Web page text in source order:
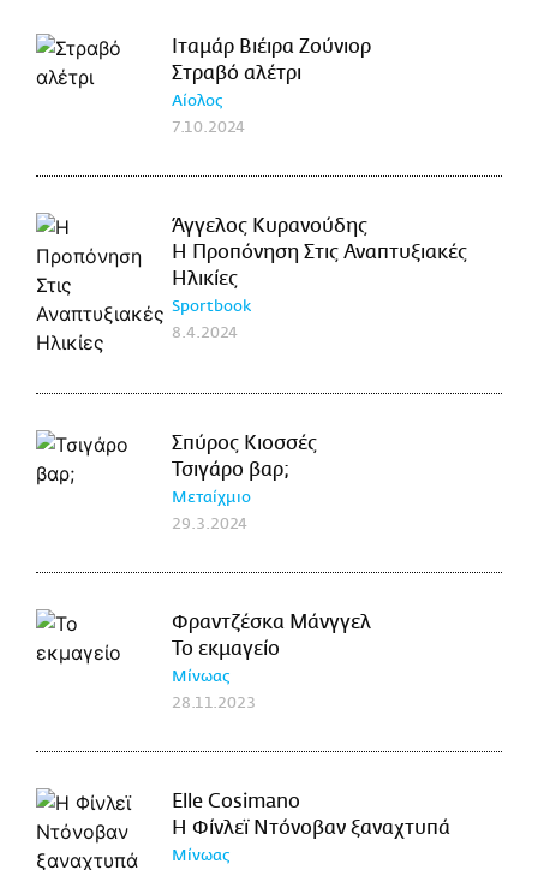
Ιταμάρ Βιέιρα Ζούνιορ
Στραβό αλέτρι
Αίολος
7.10.2024
Άγγελος Κυρανούδης
Η Προπόνηση Στις Αναπτυξιακές
Ηλικίες
Sportbook
8.4.2024
Σπύρος Κιοσσές
Τσιγάρο βαρ;
Μεταίχμιο
29.3.2024
Φραντζέσκα Μάνγγελ
Το εκμαγείο
Μίνωας
28.11.2023
Elle Cosimano
Η Φίνλεϊ Ντόνοβαν ξαναχτυπά
Μίνωας